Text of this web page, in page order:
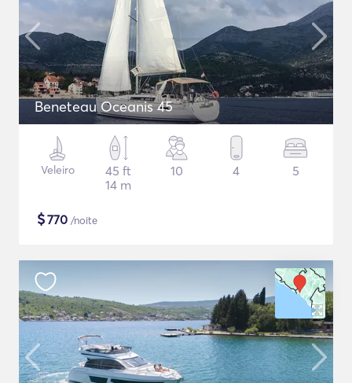
Beneteau Oceanis 45
Veleiro
45 ft
14 m
10 4 5
$770 /noite